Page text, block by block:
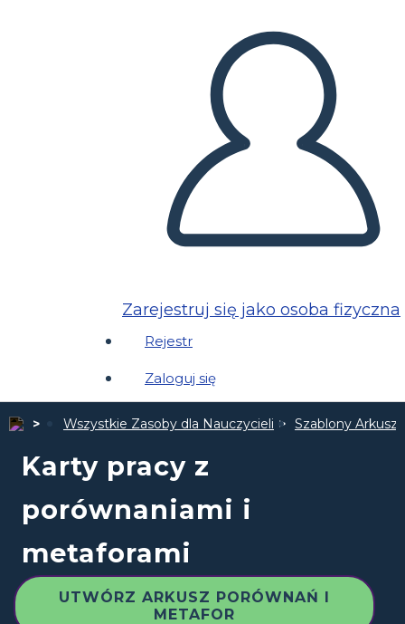
Zarejestruj się jako osoba fizyczna
Rejestr
Zaloguj się
Wszystkie Zasoby dla Nauczycieli Szablony
Karty pracy z
porównaniami i
metaforami
UTWÓRZ ARKUSZ PORÓWNAŃ I
METAFOR